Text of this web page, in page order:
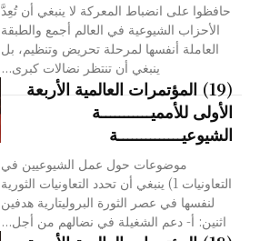
حافظوا على انضباط المعركة لا ينبغي أن تُعِدَّ
الأحزاب الشيوعية في العالم أجمع والطبقة
العاملة أنفسها لمرحلة تحريض وتنظيم، بل
ينبغي أن تنتظر نضالات كبرى...
(19) المؤتمرات العالمية الأربعة
الأولى للأمميـــــــــــة
الشيوعيــــــــــــــة
موضوعات حول عمل الشيوعيين في
التعاونيات 1) ينبغي أن تحدد التعاونيات الثورية
لنفسها في عصر الثورة البروليتارية هدفين
اثنين: أ- دعم الشغيلة في نضالهم من أجل...